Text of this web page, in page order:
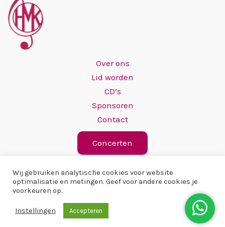
Over ons
Lid worden
CD’s
Sponsoren
Contact
Concerten
Copyright © 2026 Hervormd Mannenkoor
IJsselmuiden/Grafhorst
Wij gebruiken analytische cookies voor website
optimalisatie en metingen. Geef voor andere cookies je
voorkeuren op.
Instellingen Accepteren